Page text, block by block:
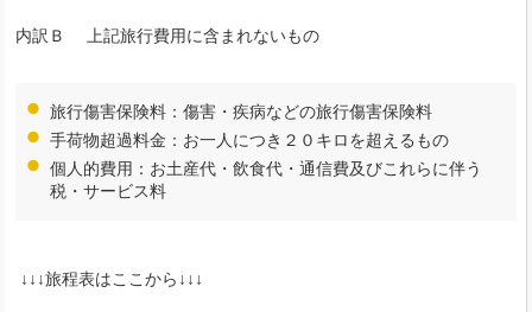
内訳Ｂ 上記旅行費用に含まれないもの
旅行傷害保険料：傷害・疾病などの旅行傷害保険料
手荷物超過料金：お一人につき２０キロを超えるもの
個人的費用：お土産代・飲食代・通信費及びこれらに伴う
税・サービス料
↓↓↓旅程表はここから↓↓↓